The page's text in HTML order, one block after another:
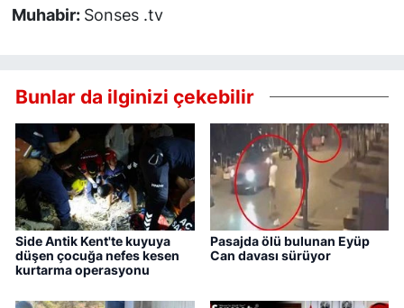
Muhabir: Sonses .tv
Bunlar da ilginizi çekebilir
Side Antik Kent'te kuyuya
düşen çocuğa nefes kesen
kurtarma operasyonu
Pasajda ölü bulunan Eyüp
Can davası sürüyor